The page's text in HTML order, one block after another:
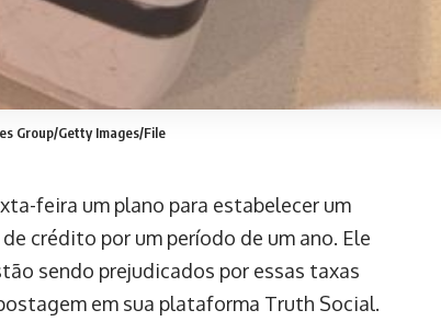
Group/Getty Images/File
feira um plano para estabelecer um
crédito por um período de um ano. Ele
sendo prejudicados por essas taxas
em sua plataforma Truth Social.